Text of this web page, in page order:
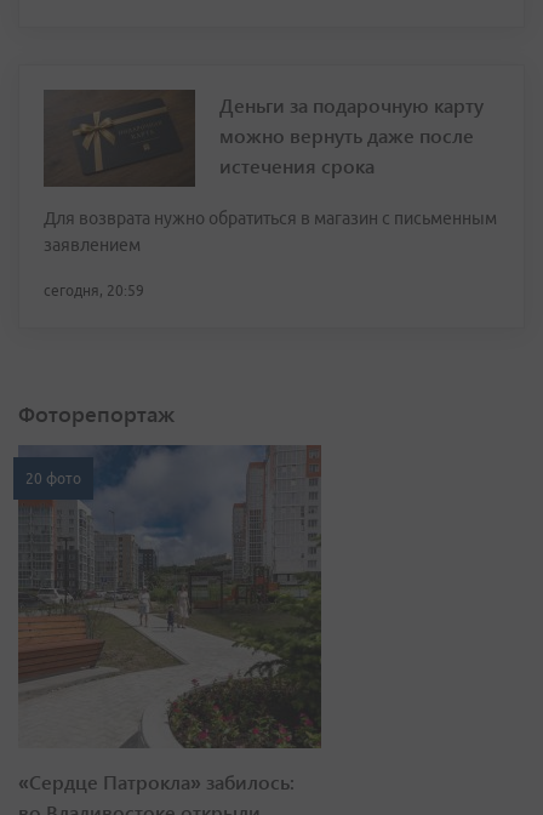
Деньги за подарочную карту
можно вернуть даже после
истечения срока
Для возврата нужно обратиться в магазин с письменным
заявлением
сегодня, 20:59
Фоторепортаж
20 фото
«Сердце Патрокла» забилось: